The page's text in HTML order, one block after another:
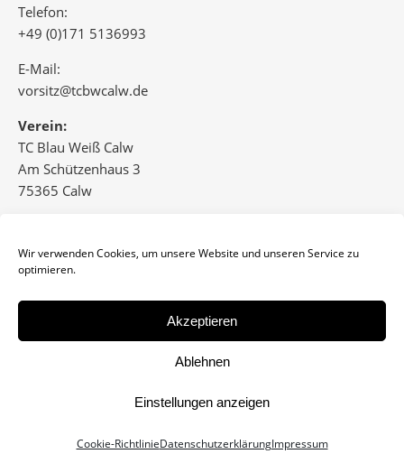
Wir verwenden Cookies, um unsere Website und unseren Service zu
optimieren.
Akzeptieren
Ablehnen
Einstellungen anzeigen
Cookie-RichtlinieDatenschutzerklärungImpressum
Telefon:
+49 (0)171 5136993
E-Mail:
vorsitz@tcbwcalw.de
Verein:
TC Blau Weiß Calw
Am Schützenhaus 3
75365 Calw
Impressum / © 2026